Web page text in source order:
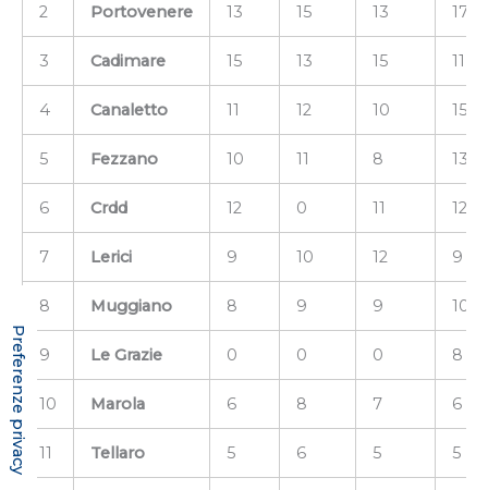
2 Portovenere 13 15 13 17
3 Cadimare 15 13 15 11
4 Canaletto 11 12 10 15
5 Fezzano 10 11 8 13
6 Crdd 12 0 11 12
7 Lerici 9 10 12 9
8 Muggiano 8 9 9 10
9 Le Grazie 0 0 0 8
10 Marola 6 8 7 6
11 Tellaro 5 6 5 5